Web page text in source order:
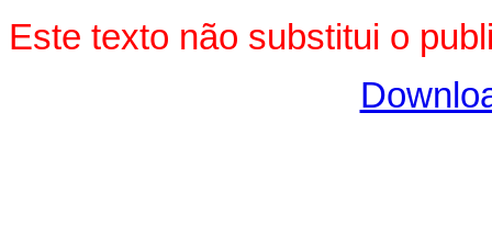
Este texto não substitui o